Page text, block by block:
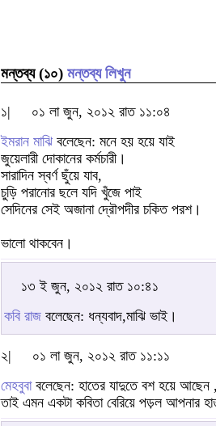
মন্তব্য (১০) মন্তব্য লিখুন
১|
০১ লা জুন, ২০১২ রাত ১১:০৪
ইমরান মাঝি বলেছেন: মনে হয় হয়ে যাই
জুয়েলারী দোকানের কর্মচারী।
সারাদিন স্বর্ণ ছুঁয়ে যাব,
চুড়ি পরানোর ছলে যদি খুঁজে পাই
সেদিনের সেই অজানা দ্রৌপদীর চকিত পরশ।
ভালো থাকবেন।
১৩ ই জুন, ২০১২ রাত ১০:৪১
কবি রাজ বলেছেন: ধন্যবাদ,মাঝি ভাই।
২|
০১ লা জুন, ২০১২ রাত ১১:১১
মেহবুবাবলেছেন: হাতের যাদুতে বশ হয়ে আছেন ,
তাই এমন একটা কবিতা বেরিয়ে পড়ল আপনার